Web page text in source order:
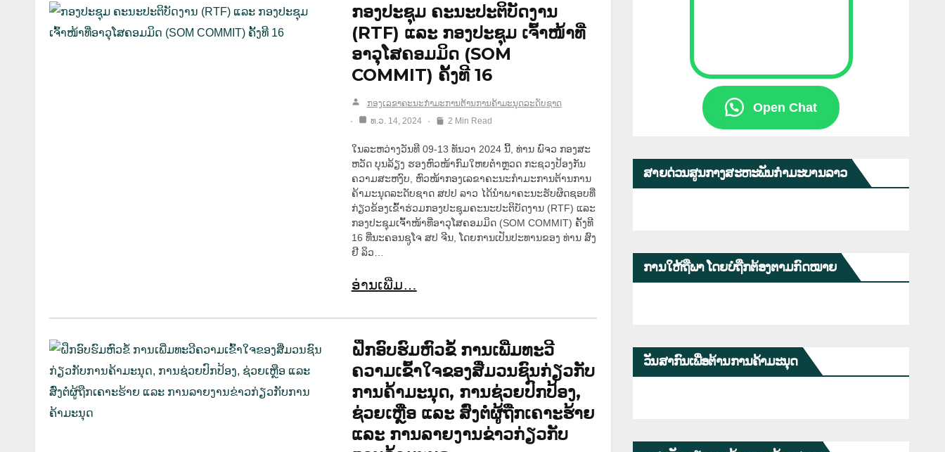
ກອງປະຊຸມ ຄະນະປະຕິບັດງານ
(RTF) ແລະ ກອງປະຊຸມ ເຈົ້າໜ້າທີ່
ອາວຸໂສຄອມມິດ (SOM
COMMIT) ຄັ້ງທີ 16
ກອງເລຂາຄະນະກຳມະການຕ້ານການຄ້າມະນຸດລະດັບຊາດ
ທ.ວ. 14, 2024
2 Min Read
ໃນລະຫວ່າງວັນທີ 09-13 ທັນວາ 2024 ນີ້, ທ່ານ ພົຈວ ກອງສະ
ຫວັດ ບຸນລ້ຽງ ຮອງຫົວໜ້າກົມໃຫຍຕໍາຫຼວດ ກະຊວງປ້ອງກັນ
ຄວາມສະຫງົບ, ຫົວໜ້າກອງເລຂາຄະນະກຳມະການຕ້ານການ
ຄ້າມະນຸດລະດັບຊາດ ສປປ ລາວ ໄດ້ນໍາພາຄະນະຮັບຜິດຊອບທີ່
ກ່ຽວຂ້ອງເຂົ້າຮ່ວມກອງປະຊຸມຄະນະປະຕິບັດງານ (RTF) ແລະ
ກອງປະຊຸມເຈົ້າໜ້າທີ່ອາວຸໂສຄອມມິດ (SOM COMMIT) ຄັ້ງທີ
16 ທີ່ນະຄອນຊູໂຈ ສປ ຈີນ, ໂດຍການເປັນປະທານຂອງ ທ່ານ ສົງ
ຢີ ລິວ…
ອ່ານເພີ່ມ…
ຝຶກອົບຮົມຫົວຂໍ້ ການເພີ່ມທະວີ
ຄວາມເຂົ້າໃຈຂອງສື່ມວນຊົນກ່ຽວກັບ
ການຄ້າມະນຸດ, ການຊ່ວຍປົກປ້ອງ,
ຊ່ວຍເຫຼືອ ແລະ ສົ່ງຕໍ່ຜູ້ຖືກເຄາະຮ້າຍ
ແລະ ການລາຍງານຂ່າວກ່ຽວກັບ
Open Chat
ສາຍດ່ວນສູນກາງສະຫະພັນກຳມະບານລາວ
ການໃຫ້ຖືພາ ໂດຍບໍ່ຖືກຕ້ອງຕາມກົດໝາຍ
ວັນສາກົນເພື່ອຕ້ານການຄ້າມະນຸດ